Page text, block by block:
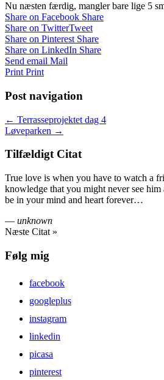
Nu næsten færdig, mangler bare lige 5
Share on Facebook Share
Share on TwitterTweet
Share on Pinterest Share
Share on LinkedIn Share
Send email Mail
Print Print
Post navigation
← Terrasseprojektet dag 4
Løveparken →
Tilfældigt Citat
True love is when you have to watch a
knowledge that you might never see
be in your mind and heart forever…
— unknown
Næste Citat »
Følg mig
facebook
googleplus
instagram
linkedin
picasa
pinterest